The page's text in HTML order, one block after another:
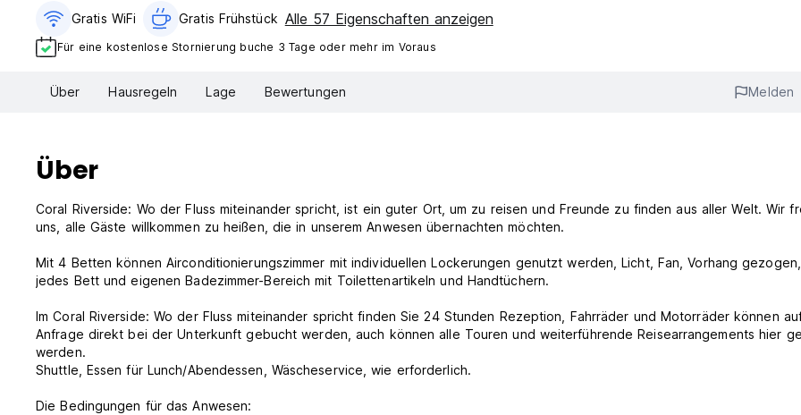
Gratis WiFi Gratis Frühstück Alle 57 Eigenschaften anzeigen
Für eine kostenlose Stornierung buche 3 Tage oder mehr im Voraus
Über Hausregeln Lage Bewertungen Melden
Über
Coral Riverside: Wo der Fluss miteinander spricht, ist ein guter Ort, um zu reisen und Freunde zu finden aus aller Welt. Wir
uns, alle Gäste willkommen zu heißen, die in unserem Anwesen übernachten möchten.
Mit 4 Betten können Airconditionierungszimmer mit individuellen Lockerungen genutzt werden, Licht, Fan, Vorhang
jedes Bett und eigenen Badezimmer-Bereich mit Toilettenartikeln und Handtüchern.
Im Coral Riverside: Wo der Fluss miteinander spricht finden Sie 24 Stunden Rezeption, Fahrräder und Motorräder können
Anfrage direkt bei der Unterkunft gebucht werden, auch können alle Touren und weiterführende Reisearrangements hier
werden.
Shuttle, Essen für Lunch/Abendessen, Wäscheservice, wie erforderlich.
Die Bedingungen für das Anwesen: